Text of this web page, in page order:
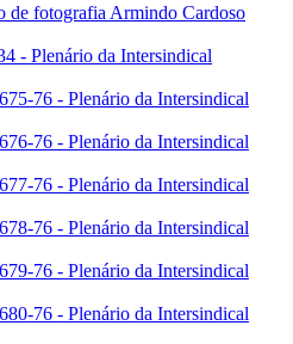
de fotografia Armindo Cardoso
- Plenário da Intersindical
76 - Plenário da Intersindical
76 - Plenário da Intersindical
76 - Plenário da Intersindical
76 - Plenário da Intersindical
76 - Plenário da Intersindical
76 - Plenário da Intersindical